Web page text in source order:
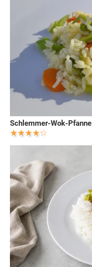
Schlemmer-Wok-Pfanne